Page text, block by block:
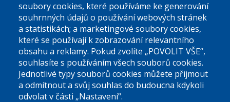
Úřední dny:
Po a St: 08.00-12.00; 13.00-18.00
Úřední hodiny
soubory cookies, které používáme ke generování
souhrnných údajů o používání webových stránek
a statistikách; a marketingové soubory cookies,
které se používají k zobrazování relevantního
obsahu a reklamy. Pokud zvolíte „POVOLIT VŠE“,
souhlasíte s používáním všech souborů cookies.
Jednotlivé typy souborů cookies můžete přijmout
a odmítnout a svůj souhlas do budoucna kdykoli
odvolat v části „Nastavení“.